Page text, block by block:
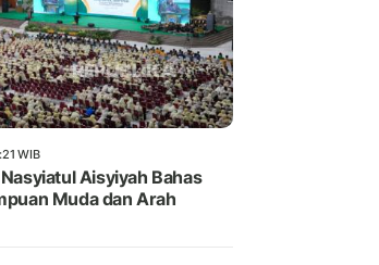
WIB
Aisyiyah Bahas
Muda dan Arah